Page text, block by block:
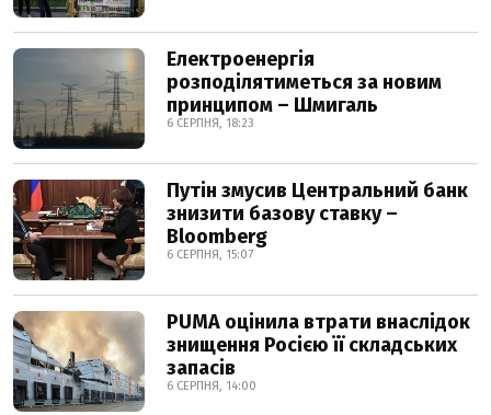
Електроенергія
розподілятиметься за новим
принципом – Шмигаль
6 СЕРПНЯ, 18:23
Путін змусив Центральний банк
знизити базову ставку –
Bloomberg
6 СЕРПНЯ, 15:07
PUMA оцінила втрати внаслідок
знищення Росією її складських
запасів
6 СЕРПНЯ, 14:00